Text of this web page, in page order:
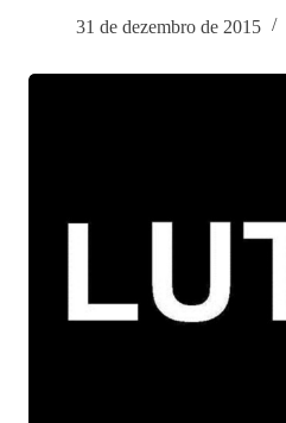
31 de dezembro de 2015